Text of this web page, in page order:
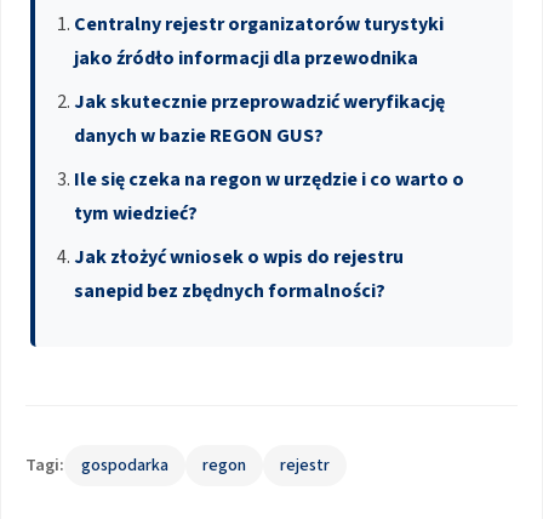
Centralny rejestr organizatorów turystyki
jako źródło informacji dla przewodnika
Jak skutecznie przeprowadzić weryfikację
danych w bazie REGON GUS?
Ile się czeka na regon w urzędzie i co warto o
tym wiedzieć?
Jak złożyć wniosek o wpis do rejestru
sanepid bez zbędnych formalności?
Tagi: gospodarka regon rejestr